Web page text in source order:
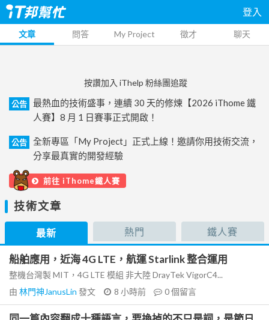
登入
文章 問答 My Project 徵才 聊天
按讚加入 iThelp 粉絲團追蹤
公告
最熱血的技術盛事，連續 30 天的修煉【2026 iThome 鐵
人賽】8 月 1 日賽事正式開啟！
公告
全新專區「My Project」正式上線！邀請你用技術交流，
分享最真實的開發經驗
前往 iThome鐵人賽
技術文章
最新 熱門 鐵人賽
船舶應用，近海 4G LTE，航運 Starlink 整合運用
整機台灣製 MIT，4G LTE 模組 非大陸 DrayTek VigorC4...
由 林門神JanusLin 發文 8 小時前 0個留言